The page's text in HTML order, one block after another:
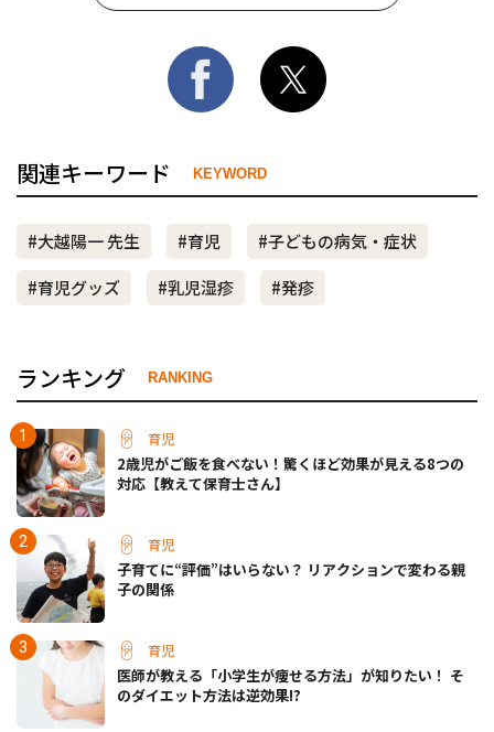
関連キーワード KEYWORD
#大越陽一 先生 #育児
#子どもの病気・症状
#育児グッズ
#乳児湿疹 #発疹
ランキング RANKING
育児
2歳児がご飯を食べない！驚くほど効果が見える8つの
対応【教えて保育士さん】
育児
子育てに“評価”はいらない？ リアクションで変わる親
子の関係
育児
医師が教える「小学生が痩せる方法」が知りたい！ そ
のダイエット方法は逆効果!?